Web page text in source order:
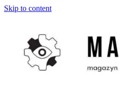
Skip to content